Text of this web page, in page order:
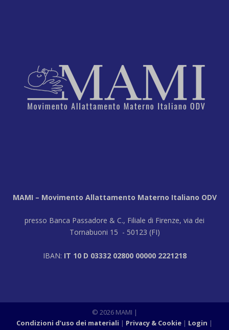
MAMI – Movimento Allattamento Materno Italiano ODV
presso Banca Passadore & C., Filiale di Firenze, via dei
Tornabuoni 15 - 50123 (FI)
IBAN: IT 10 D 03332 02800 00000 2221218
© 2026 MAMI |
Condizioni d’uso dei materiali
Privacy & Cookie Login |